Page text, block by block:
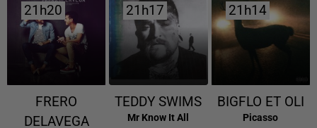
21h20
21h20
FRERO
DELAVEGA
21h17
21h17
TEDDY SWIMS
Mr Know It All
21h14
21h14
BIGFLO ET OLI
Picasso